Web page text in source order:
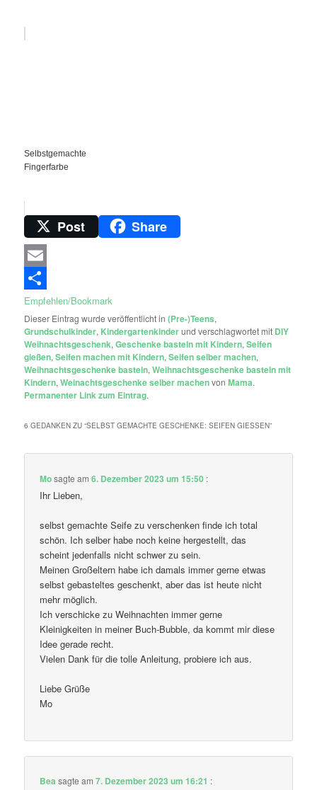
Selbstgemachte
Fingerfarbe
Post Share
Email
Empfehlen/Bookmark
Dieser Eintrag wurde veröffentlicht in(Pre-)Teens,
Grundschulkinder, Kindergartenkinderund verschlagwortet mit DIY
Weihnachtsgeschenk,Geschenke basteln mit Kindern,Seifen
gießen,Seifen machen mit Kindern,Seifen selber machen,
Weihnachtsgeschenke basteln,Weihnachtsgeschenke basteln mit
Kindern,Weinachtsgeschenke selber machenvonMama.
Permanenter Link zum Eintrag.
6 GEDANKEN ZU “SELBST GEMACHTE GESCHENKE: SEIFEN GIESSEN ”
Mosagte am6. Dezember 2023 um 15:50 :
Ihr Lieben,
selbst gemachte Seife zu verschenken finde ich total
schön. Ich selber habe noch keine hergestellt, das
scheint jedenfalls nicht schwer zu sein.
Meinen Großeltern habe ich damals immer gerne etwas
selbst gebasteltes geschenkt, aber das ist heute nicht
mehr möglich.
Ich verschicke zu Weihnachten immer gerne
Kleinigkeiten in meiner Buch-Bubble, da kommt mir diese
Idee gerade recht.
Vielen Dank für die tolle Anleitung, probiere ich aus.
Liebe Grüße
Mo
Bea sagte am7. Dezember 2023 um 16:21 :